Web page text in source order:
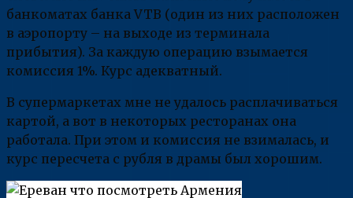
банкоматах банка VTB (один из них расположен
в аэропорту – на выходе из терминала
прибытия). За каждую операцию взымается
комиссия 1%. Курс адекватный.
В супермаркетах мне не удалось расплачиваться
картой, а вот в некоторых ресторанах она
работала. При этом и комиссия не взималась, и
курс пересчета с рубля в драмы был хорошим.